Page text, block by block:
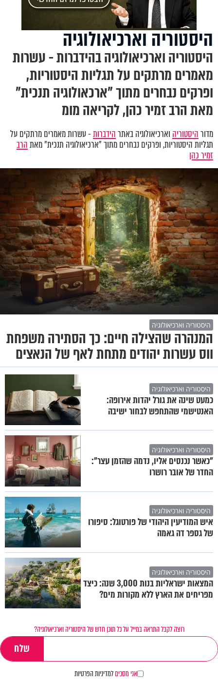
היסטוריה וארכיאולוגיה
היסטוריה וארכיאולוגיה בהידברות - עשרות
מאמרים מרתקים על תגליות היסטוריות,
ופרקים נבחרים מתוך "ארכאולוגיה תנכית"
מאת הרב זמיר כהן, לקריאה מומ
מדורהיסטוריה וארכיאולוגיה באתרהידברות- עשרות מאמרים מרתקים על
תגליות היסטוריות, ופרקים נבחרים מתוך "ארכיאולוגיה תנכית" מאתהרב
זמיר כהן
היסטוריה וארכיאולוגיה
המנהרה שהצילה חיים: כך הסתירה משפחת
ווס עשרות יהודים מתחת לאף של הנאצים
היסטוריה וארכיאולוגיה
כמעט שינה את גורל יהדות אירופה:
האנטישמי שהתחפש לבחור ישיבה
היסטוריה וארכיאולוגיה
"כאשר נכנסים אליו, נדמה שהזמן עצר":
החדר של אובר רושרו
היסטוריה וארכיאולוגיה
איש המודיעין היהודי של פורטוגל: סיפורו
של גספר דה גאמה
היסטוריה וארכיאולוגיה
המצאות ישראליות בנות 3,000 שנה: כיצד
מפריחים את הארץ ללא מקורות מים?
רוצה לקבל התראה במייל על כל תוכן חדש של היסטוריה וארכיאולוגיה?
אני מסכיםלמדיניות הפרטיות